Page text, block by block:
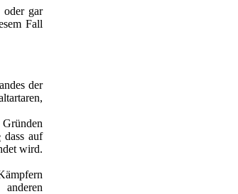
oder gar
Fall
der
dass auf
wird.